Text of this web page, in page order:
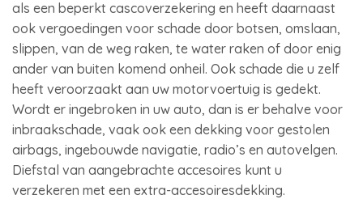
als een beperkt cascoverzekering en heeft daarnaast
ook vergoedingen voor schade door botsen, omslaan,
slippen, van de weg raken, te water raken of door enig
ander van buiten komend onheil. Ook schade die u zelf
heeft veroorzaakt aan uw motorvoertuig is gedekt.
Wordt er ingebroken in uw auto, dan is er behalve voor
inbraakschade, vaak ook een dekking voor gestolen
airbags, ingebouwde navigatie, radio’s en autovelgen.
Diefstal van aangebrachte accesoires kunt u
verzekeren met een extra-accesoiresdekking.